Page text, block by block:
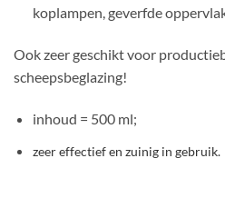
koplampen, geverfde
Ook zeer geschikt voor
scheepsbeglazing!
inhoud = 500 ml;
zeer effectief en zuinig in gebruik.